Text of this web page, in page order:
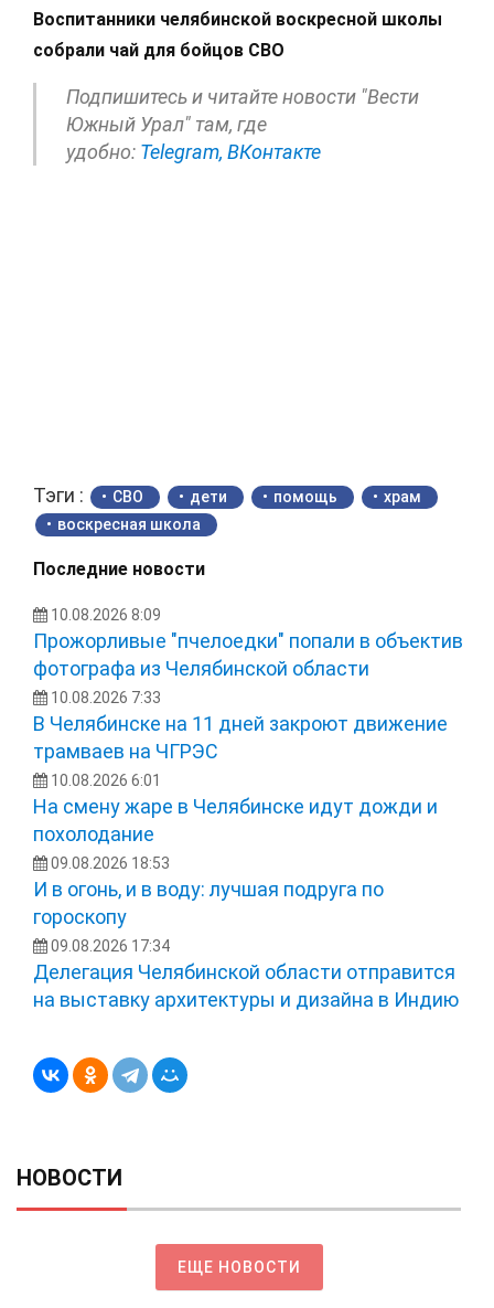
Воспитанники челябинской воскресной школы
собрали чай для бойцов СВО
Подпишитесь и читайте новости "Вести
Южный Урал" там, где
удобно: Telegram, ВКонтакте
Тэги : СВО дети помощь
храм
воскресная школа
Последние новости
10.08.2026 8:09
Прожорливые "пчелоедки" попали в объектив
фотографа из Челябинской области
10.08.2026 7:33
В Челябинске на 11 дней закроют движение
трамваев на ЧГРЭС
10.08.2026 6:01
На смену жаре в Челябинске идут дожди и
похолодание
09.08.2026 18:53
И в огонь, и в воду: лучшая подруга по
гороскопу
09.08.2026 17:34
Делегация Челябинской области отправится
на выставку архитектуры и дизайна в Индию
НОВОСТИ
ЕЩЕ НОВОСТИ